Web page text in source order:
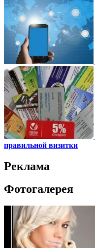
правильной визитки
Реклама
Фотогалерея